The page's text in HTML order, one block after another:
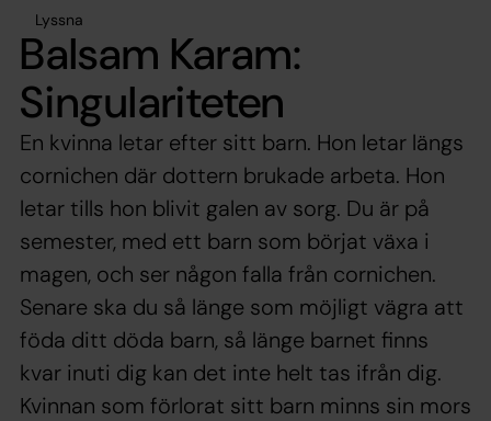
Lyssna
Balsam Karam:
Singulariteten
En kvinna letar efter sitt barn. Hon letar längs
cornichen där dottern brukade arbeta. Hon
letar tills hon blivit galen av sorg. Du är på
semester, med ett barn som börjat växa i
magen, och ser någon falla från cornichen.
Senare ska du så länge som möjligt vägra att
föda ditt döda barn, så länge barnet finns
kvar inuti dig kan det inte helt tas ifrån dig.
Kvinnan som förlorat sitt barn minns sin mors